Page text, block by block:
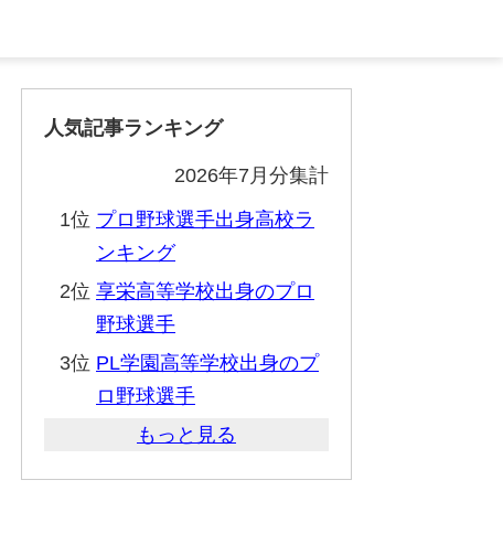
人気記事ランキング
2026年7月分集計
1位 プロ野球選手出身高校ラ
ンキング
2位 享栄高等学校出身のプロ
野球選手
3位 PL学園高等学校出身のプ
ロ野球選手
もっと見る